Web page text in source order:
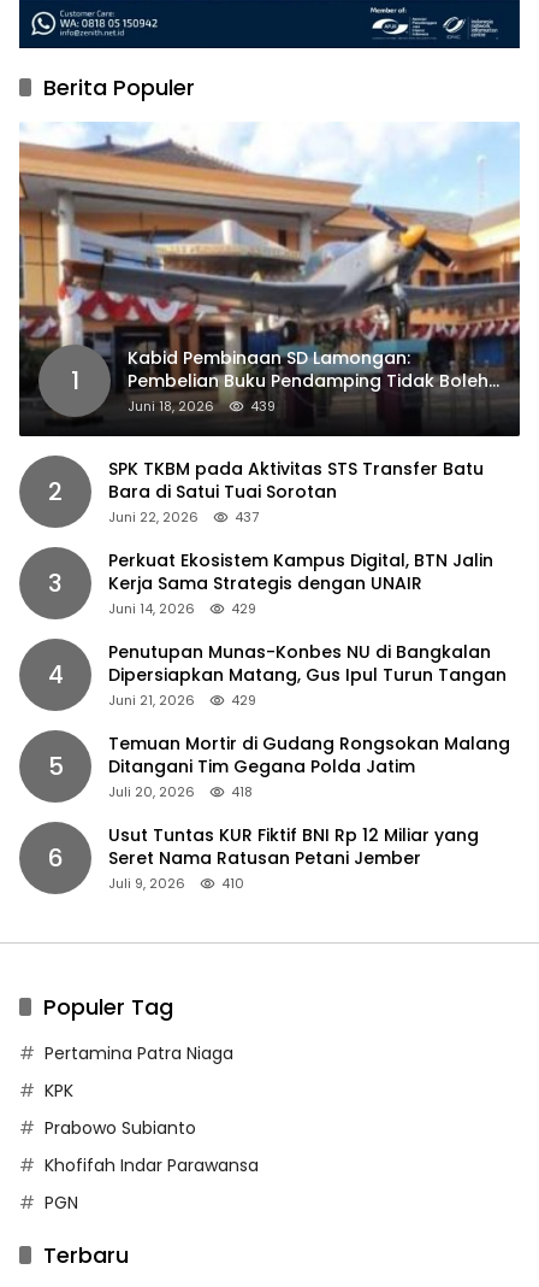
Berita Populer
1
Kabid Pembinaan SD Lamongan:
Pembelian Buku Pendamping Tidak Boleh
Dipaksakan
Juni 18, 2026 439
2
SPK TKBM pada Aktivitas STS Transfer Batu
Bara di Satui Tuai Sorotan
Juni 22, 2026 437
3
Perkuat Ekosistem Kampus Digital, BTN Jalin
Kerja Sama Strategis dengan UNAIR
Juni 14, 2026 429
4
Penutupan Munas-Konbes NU di Bangkalan
Dipersiapkan Matang, Gus Ipul Turun Tangan
Juni 21, 2026 429
5
Temuan Mortir di Gudang Rongsokan Malang
Ditangani Tim Gegana Polda Jatim
Juli 20, 2026 418
6
Usut Tuntas KUR Fiktif BNI Rp 12 Miliar yang
Seret Nama Ratusan Petani Jember
Juli 9, 2026 410
Populer Tag
Pertamina Patra Niaga
KPK
Prabowo Subianto
Khofifah Indar Parawansa
PGN
Terbaru